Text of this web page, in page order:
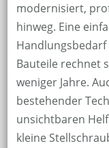
modernisiert,
hinweg. Eine
Bauteile rechnet
weniger Jahre.
bestehender
unsichtbaren
kleine